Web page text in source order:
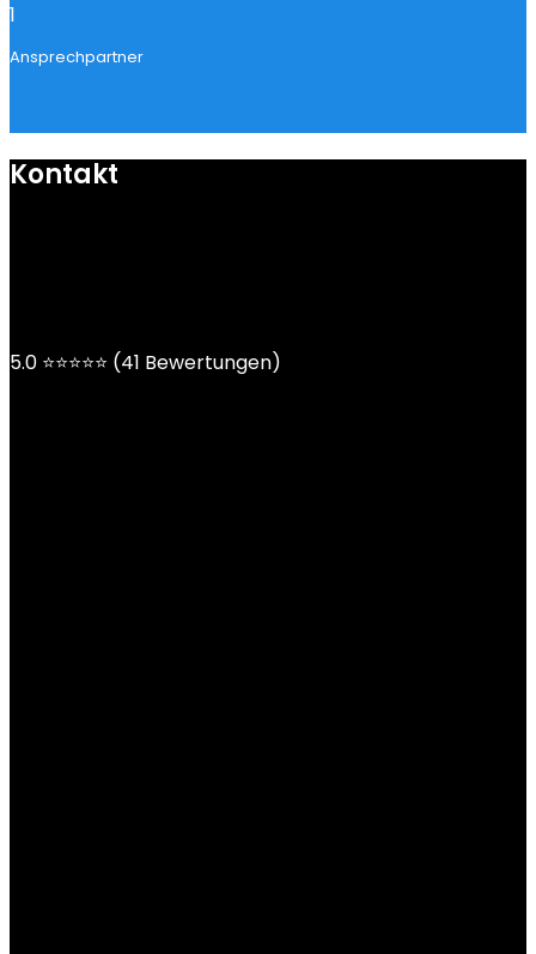
1
Ansprechpartner
Kontakt
5.0 ⭐⭐⭐⭐⭐ (41 Bewertungen)